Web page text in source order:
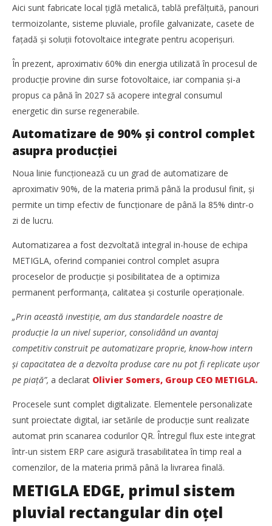
Noua conexiune ferry Batumi–Constanța susține
dezvoltarea transportului de marfă în regiunea Mării
Mariana
Pătru
Cushman & Wakefield Echinox: Cererea de spații
S1
Mariana
Pătru
SAMEDAY a finalizat tranzacția de achiziție a Cargus
Aici sunt fabricate local țiglă metalică, tablă prefălțuită, panouri
termoizolante, sisteme pluviale, profile galvanizate, casete de
fațadă și soluții fotovoltaice integrate pentru acoperișuri.
În prezent, aproximativ 60% din energia utilizată în procesul de
producție provine din surse fotovoltaice, iar compania și-a
propus ca până în 2027 să acopere integral consumul
energetic din surse regenerabile.
Automatizare de 90% și control complet
asupra producției
Noua linie funcționează cu un grad de automatizare de
aproximativ 90%, de la materia primă până la produsul finit, și
permite un timp efectiv de funcționare de până la 85% dintr-o
zi de lucru.
Automatizarea a fost dezvoltată integral in-house de echipa
METIGLA, oferind companiei control complet asupra
proceselor de producție și posibilitatea de a optimiza
permanent performanța, calitatea și costurile operaționale.
„Prin această investiție, am dus standardele noastre de
producție la un nivel superior, consolidând un avantaj
competitiv construit pe automatizare proprie, know-how intern
și capacitatea de a dezvolta produse care nu pot fi replicate ușor
pe piață”, a declarat Olivier Somers, Group CEO METIGLA.
Procesele sunt complet digitalizate. Elementele personalizate
sunt proiectate digital, iar setările de producție sunt realizate
automat prin scanarea codurilor QR. Întregul flux este integrat
într-un sistem ERP care asigură trasabilitatea în timp real a
comenzilor, de la materia primă până la livrarea finală.
METIGLA EDGE, primul sistem
pluvial rectangular din oțel